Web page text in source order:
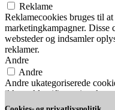
Reklame
Reklamecookies bruges til
marketingkampagner. Disse
websteder og indsamler
reklamer.
Andre
Andre
Andre ukategoriserede
ikke er klassificeret i en
Nødvendig